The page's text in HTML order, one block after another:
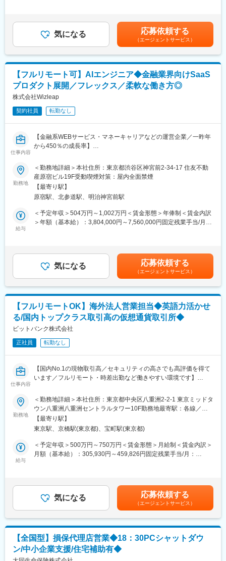
仮想通貨交換業者として金融庁から正式に認定されています。
2017年7月には総額8.5億円の資金調達も実施し、急速に成長、拡
大しています。金融機関や関連企業に向けて教育、研修を行って
いるビットコイン研究者が技術顧問を務めており、技術的な強み
があります。
変更の範囲：会社の定める業務
・Web／iOS／Androidアプリ含む、自社サービス・プロダクト全
般におけるコンテンツクリエイティブの制作
・画面レイアウト、画像制作、アイコン・バナー・ヘッダー制
金融？投資？むずかしそう…。と思って敬遠しないでください。
誰もが資産運用を簡単に行えるサービスをデザインするために
は、むしろその感覚を活かせます。社内での事業・組織に関する
各種プロジェクトへご参画いただき、デザインの企画から始ま
り、コンセプトやユーザー体験等の設計をご担当いただきます。
またデザインに関する各種コンテンツクリエイティブの制作にも
携わっていただきます。
■環境
■デザインツール
Adobe（Photoshop、illustrator）
■タスク管理
JIRA
■コミュニケーションツール
Confluence
Zoom
同社は2015年に設立されたFintechスタートアップです。資産運用
ロボアドバイザー「ROBOPRO」、金融機関向けのファンドラッ
プSaaS、アドバイザリー事業など、SBIグループとして金融領域
における複数事業を展開。2025年9月には総取扱残高が5000億円
を突破し、業界でも注目を浴びています。新NISAの追い風もあり
資産運用を始める個人ユーザーも増加。ネット証券の台頭によ
り、顧客離れが課題視される地方銀行に向け"売れる金融商品"のた
めの情報発信、金融機関に向けた運用基盤システム・運用商品開
発をワンストップ提供するSaaSと、今後も成長が期待される企業
となっています。
スキル・経験・能力に応じて決定しますストックオプション有賃
金はあくまでも目安の金額であり、選考を通じて上下する可能性
があります。月給(月額)は固定手当を含めた表記です。
気になる 応募依頼する
（エージェントサービス）
【フルリモート可】AIエンジニア◆金融業界向けSaaS
プロダクト展開／フレックス／柔軟な働き方◎
株式会社Wizleap
契約社員 転勤なし
仕事内容
【金融系WEBサービス・マネーキャリアなどの運営企業／一昨年
から450％の成長率】
■ポジション概要：
当社は金融業界向けのSaaSのSaaSプロダクト「MCマーケットク
ラウド」「MCエキスパートクラウド」をリリースしており、追加
機能開発等を行なっております。その中で、AIを駆使して圧倒的
なスピードで開発を行い、プロダクトの価値を最大化させていた
だける方を募集いたします。
◇要件の分解・整理からリリースまでの一気通貫の実装
◇AIが生成したコードの検証・修正・品質担保
◇開発チーム・PdMとの仕様調整・コミュニケーション
・使用端末：MacBook Pro（エンジニア用の高スペック端末を貸
与いたします）
・開発言語：TypeScript、PHP、Python、MySQL
・フレームワーク：React、Vue 3、Laravel 9
・インフラ：AWS、Docker
・バージョン管理：GitHub
■本ポジションの魅力：
◎フルリモート&フレックスタイム制なのでライフスタイルに合わ
せて働けます。
磨できる環境です。
◎プロダクトの企画立案から実装・展開まで一気通貫に経験でき
ます。
・Reactでの開発経験
・個人開発やサイドプロジェクトでプロダクトをリリースした経
勤務地
＜勤務地詳細＞本社住所：東京都渋谷区神宮前2-34-17 住友不動
産原宿ビル19F受動喫煙対策：屋内全面禁煙
【最寄り駅】
原宿駅、北参道駅、明治神宮前駅
給与
＜予定年収＞504万円～1,002万円＜賃金形態＞年俸制＜賃金内訳
＞年額（基本給）：3,804,000円～7,560,000円固定残業手当/月：
給与補足＞■会社業績賞与あり（過去実績あり）賃金はあくまでも
目安の金額であり、選考を通じて上下する可能性があります。月
給(月額)は固定手当を含めた表記です。
気になる 応募依頼する
（エージェントサービス）
【フルリモートOK】海外法人営業担当◆英語力活かせ
る/国内トップクラス取引高の仮想通貨取引所◆
ビットバンク株式会社
正社員 転勤なし
仕事内容
【国内No.1の現物取引高／セキュリティの高さでも高評価を得て
います／フルリモート・時差出勤など働きやすい環境です】
■仕事内容：
・海外法人を中心とした潜在顧客の開拓、既存顧客との関係構築
とニーズ把握
・海外法人のKYCの実施
・国内外の事業者とのネットワーキング及びパートナーシップの
提案、推進
・営業戦略、認知施策の立案、推進、サービス設計
携
■本ポジションの魅力：
・暗号資産とWeb3業界に携わり最新トレンドや最先端技術に触れ
ることができます。
勤務地
＜勤務地詳細＞本社住所：東京都中央区八重洲2-2-1 東京ミッドタ
ウン八重洲八重洲セントラルタワー10F勤務地最寄駅：各線／五
反田駅受動喫煙対策：屋内全面禁煙変更の範囲：会社の定める事
業所（リモートワーク含む）
【最寄り駅】
東京駅、京橋駅(東京都)、宝町駅(東京都)
給与
＜予定年収＞500万円～750万円＜賃金形態＞月給制＜賃金内訳＞
月額（基本給）：305,930円～459,826円固定残業手当/月：
でも目安の金額であり、選考を通じて上下する可能性がありま
す。月給(月額)は固定手当を含めた表記です。
気になる 応募依頼する
（エージェントサービス）
【全国型】損保代理店営業◆18：30PCシャットダウ
ン/中小企業支援/住宅補助有◆